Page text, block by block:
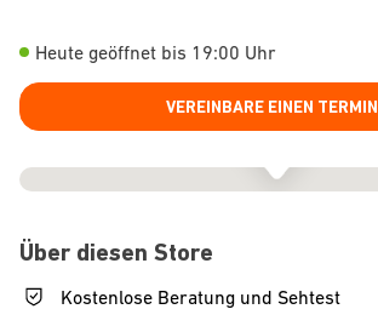
Heute geöffnet bis 19:00 Uhr
VEREINBARE EINEN TERMIN
Über diesen Store
Kostenlose Beratung und Sehtest